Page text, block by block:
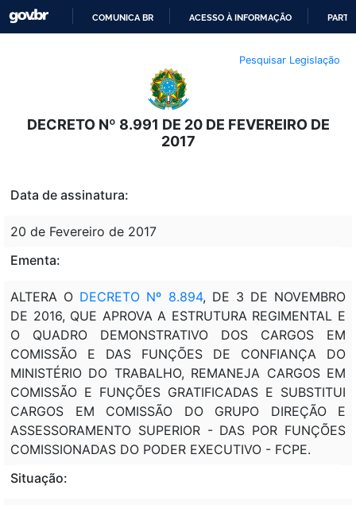
O
CONTEÚDO
COMUNICA BR ACESSO À INFORMAÇÃO
Pesquisar Legislação
DECRETO Nº 8.991 DE 20 DE FEVEREIRO DE
2017
Data de assinatura:
20 de Fevereiro de 2017
Ementa:
ALTERA O DECRETO Nº 8.894, DE 3 DE NOVEMBRO
DE 2016, QUE APROVA A ESTRUTURA REGIMENTAL E
O QUADRO DEMONSTRATIVO DOS CARGOS EM
COMISSÃO E DAS FUNÇÕES DE CONFIANÇA DO
MINISTÉRIO DO TRABALHO, REMANEJA CARGOS EM
COMISSÃO E FUNÇÕES GRATIFICADAS E SUBSTITUI
CARGOS EM COMISSÃO DO GRUPO DIREÇÃO E
ASSESSORAMENTO SUPERIOR - DAS POR FUNÇÕES
COMISSIONADAS DO PODER EXECUTIVO - FCPE.
Situação: